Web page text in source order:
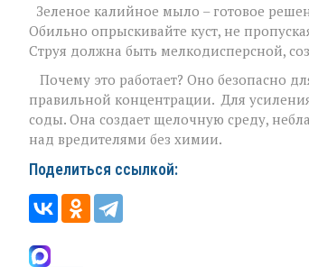
Зеленое калийное мыло – готовое
Обильно опрыскивайте куст, не
Струя должна быть мелкодисперсной,
Почему это работает? Оно безопасно
правильной концентрации. Для
соды. Она создает щелочную среду,
над вредителями без химии.
Поделиться ссылкой: